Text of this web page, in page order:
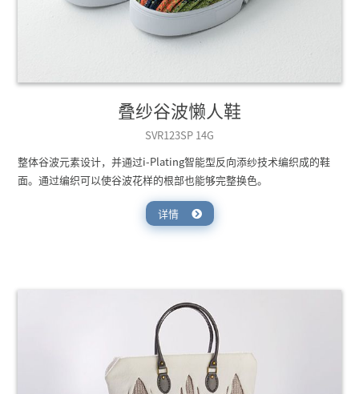
叠纱谷波懒人鞋
SVR123SP 14G
整体谷波元素设计，并通过i-Plating智能型反向添纱技术编织成的鞋
面。通过编织可以使谷波花样的根部也能够完整换色。
详情